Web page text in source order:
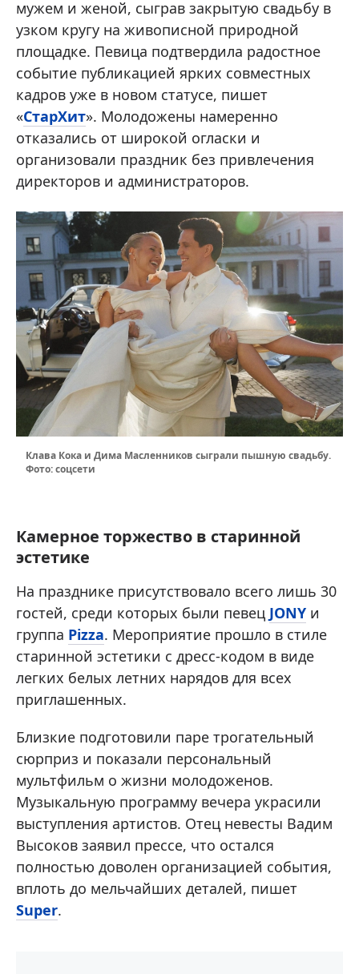
мужем и женой, сыграв закрытую свадьбу в
узком кругу на живописной природной
площадке. Певица подтвердила радостное
событие публикацией ярких совместных
кадров уже в новом статусе, пишет
«СтарХит». Молодожены намеренно
отказались от широкой огласки и
организовали праздник без привлечения
директоров и администраторов.
Клава Кока и Дима Масленников сыграли пышную свадьбу.
Фото: соцсети
Камерное торжество в старинной
эстетике
На празднике присутствовало всего лишь 30
гостей, среди которых были певец JONY и
группа Pizza. Мероприятие прошло в стиле
старинной эстетики с дресс-кодом в виде
легких белых летних нарядов для всех
приглашенных.
Близкие подготовили паре трогательный
сюрприз и показали персональный
мультфильм о жизни молодоженов.
Музыкальную программу вечера украсили
выступления артистов. Отец невесты Вадим
Высоков заявил прессе, что остался
полностью доволен организацией события,
вплоть до мельчайших деталей, пишет
Super.